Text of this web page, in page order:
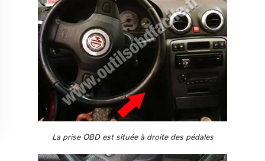
La prise OBD est située à droite des pédales